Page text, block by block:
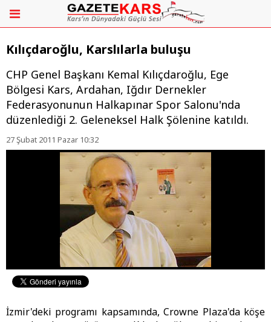
Kılıçdaroğlu, Karslılarla buluşu
CHP Genel Başkanı Kemal Kılıçdaroğlu, Ege
Bölgesi Kars, Ardahan, Iğdır Dernekler
Federasyonunun Halkapınar Spor Salonu'nda
düzenlediği 2. Geleneksel Halk Şölenine katıldı.
27 Şubat 2011 Pazar 10:32
İzmir'deki programı kapsamında, Crowne Plaza'da köşe